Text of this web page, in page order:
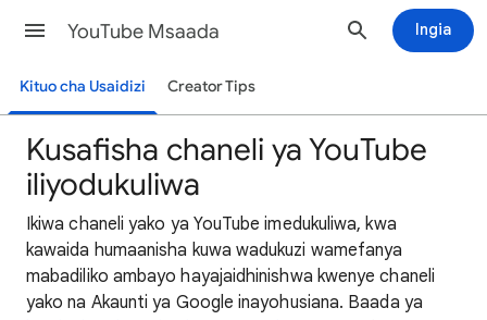
YouTube Msaada Ingia
Kituo cha Usaidizi Creator Tips
Kusafisha chaneli ya YouTube
iliyodukuliwa
Ikiwa chaneli yako ya YouTube imedukuliwa, kwa
kawaida humaanisha kuwa wadukuzi wamefanya
mabadiliko ambayo hayajaidhinishwa kwenye chaneli
yako na Akaunti ya Google inayohusiana. Baada ya